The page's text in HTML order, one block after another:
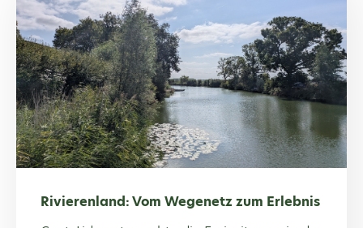
Rivierenland: Vom Wegenetz zum Erlebnis